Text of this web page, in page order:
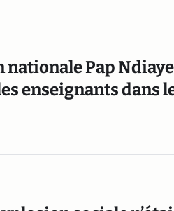
Pap
enseignants dans